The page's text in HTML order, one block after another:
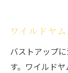
ワイルドヤ
バストアップ
す。ワイルド